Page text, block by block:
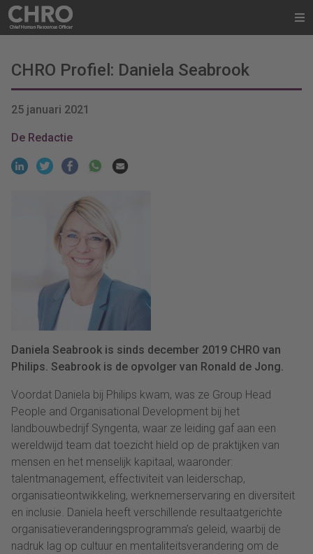
CHRO Profiel: Daniela Seabrook
25 januari 2021
De Redactie
Daniela Seabrook is sinds december 2019 CHRO van
Philips. Seabrook is de opvolger van Ronald de Jong.
Voordat Daniela bij Philips kwam, was ze Group Head
People and Organisational Development bij het
landbouwbedrijf Syngenta, waar ze leiding gaf aan een
wereldwijd team dat toezicht hield op de praktijken van
mensen en het menselijk kapitaal, waaronder:
talentmanagement, effectiviteit van leiderschap,
organisatieontwikkeling, werknemerservaring en diversiteit
en inclusie. Daniela heeft verschillende resultaatgerichte
organisatieveranderingsprogramma’s geleid, waarbij de
nadruk lag op cultuur en mentaliteitsverandering om de